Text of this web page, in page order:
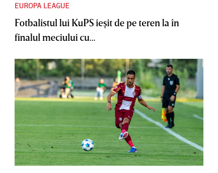
EUROPA LEAGUE
Fotbalistul lui KuPS ieşit de pe teren la în
finalul meciului cu...